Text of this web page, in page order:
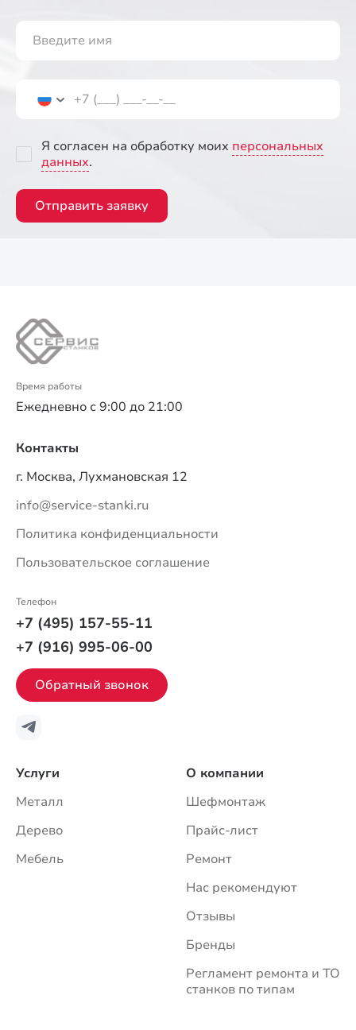
Я согласен на обработку моих персональных
данных.
Отправить заявку
Время работы
Ежедневно с 9:00 до 21:00
Услуги
Металл
Дерево
Мебель
О компании
Шефмонтаж
Прайс-лист
Ремонт
Нас рекомендуют
Отзывы
Бренды
Регламент ремонта и ТО
станков по типам
Контакты
г. Москва, Лухмановская 12
info@service-stanki.ru
Политика конфиденциальности
Пользовательское соглашение
Телефон
+7 (495) 157-55-11
+7 (916) 995-06-00
Обратный звонок